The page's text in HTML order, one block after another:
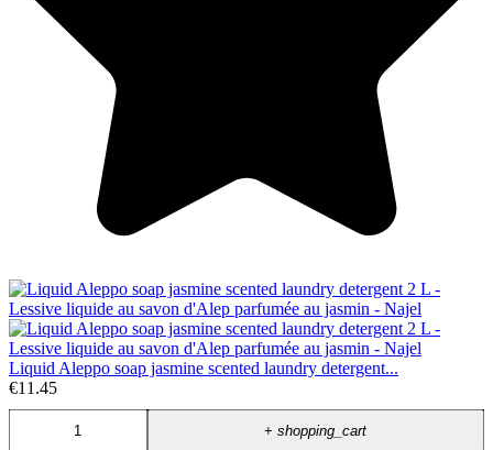
Liquid Aleppo soap jasmine scented laundry detergent...
€11.45
+shopping_cart